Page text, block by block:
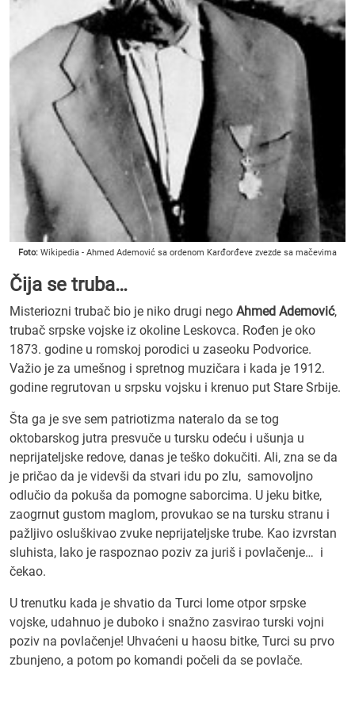
Foto: Wikipedia - Ahmed Ademović sa ordenom Karđorđeve zvezde sa mačevima
Čija se truba…
Misteriozni trubač bio je niko drugi nego Ahmed Ademović,
trubač srpske vojske iz okoline Leskovca. Rođen je oko
1873. godine u romskoj porodici u zaseoku Podvorice.
Važio je za umešnog i spretnog muzičara i kada je 1912.
godine regrutovan u srpsku vojsku i krenuo put Stare Srbije.
Šta ga je sve sem patriotizma nateralo da se tog
oktobarskog jutra presvuče u tursku odeću i ušunja u
neprijateljske redove, danas je teško dokučiti. Ali, zna se da
je pričao da je videvši da stvari idu po zlu, samovoljno
odlučio da pokuša da pomogne saborcima. U jeku bitke,
zaogrnut gustom maglom, provukao se na tursku stranu i
pažljivo osluškivao zvuke neprijateljske trube. Kao izvrstan
sluhista, lako je raspoznao poziv za juriš i povlačenje… i
čekao.
U trenutku kada je shvatio da Turci lome otpor srpske
vojske, udahnuo je duboko i snažno zasvirao turski vojni
poziv na povlačenje! Uhvaćeni u haosu bitke, Turci su prvo
zbunjeno, a potom po komandi počeli da se povlače.